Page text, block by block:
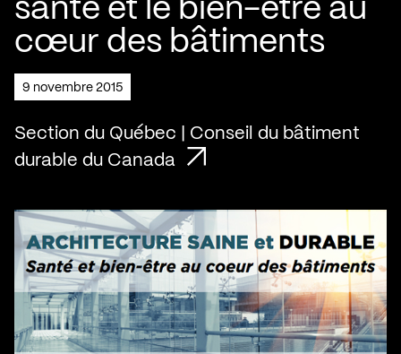
santé et le bien-être au
cœur des bâtiments
9 novembre 2015
Section du Québec | Conseil du bâtiment
durable du Canada